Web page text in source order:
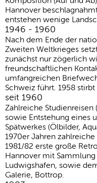
Hannover
entstehen wenige
1946 - 1960
Nach dem Ende der
Zweiten Weltkrieges
zunächst nur zögerlich
freundschaftlichen
umfangreichen
Schweiz führt. 1958 stirbt
seit 1960
Zahlreiche Studienreisen
sowie Entstehung eines
Spätwerkes (Ölbilder,
1970er Jahren
1981/82 erste große
Hannover mit
Ludwigshafen, sowie
Galerie, Bottrop.